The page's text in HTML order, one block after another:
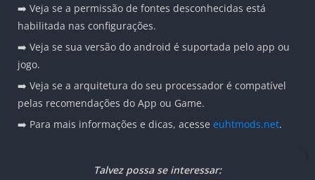
➡️ Veja se a permissão de fontes desconhecidas está
habilitada nas configurações.
➡️ Veja se sua versão do android é suportada pelo app ou
jogo.
➡️ Veja se a arquitetura do seu processador é compatível
pelas recomendações do App ou Game.
➡️ Para mais informações e dicas, acesse euhtmods.net.
Talvez possa se interessar: